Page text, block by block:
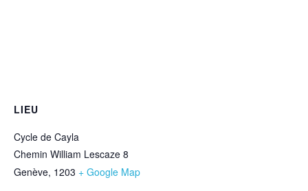
LIEU
Cycle de Cayla
Chemin William Lescaze 8
Genève, 1203 + Google Map